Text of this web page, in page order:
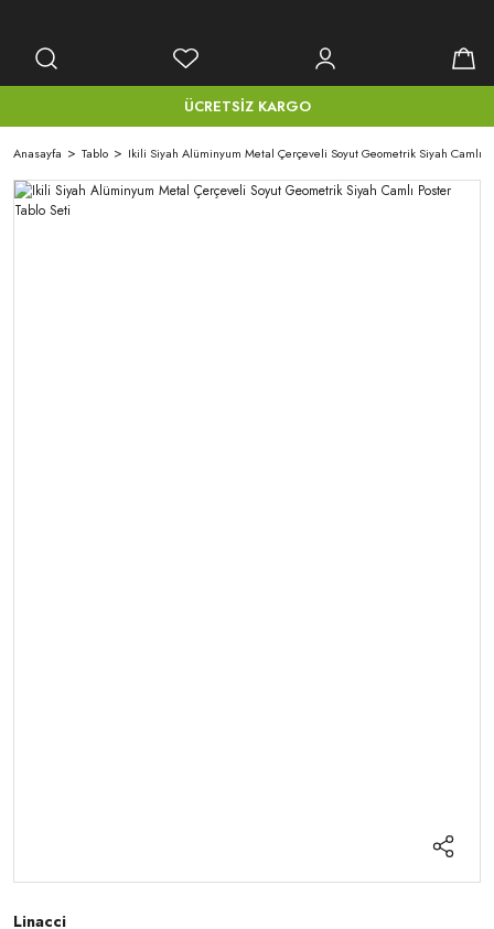
ÜCRETSİZ KARGO
Anasayfa Tablo Ikili Siyah Alüminyum Metal Çerçeveli Soyut Geometrik Siyah Camlı
Linacci